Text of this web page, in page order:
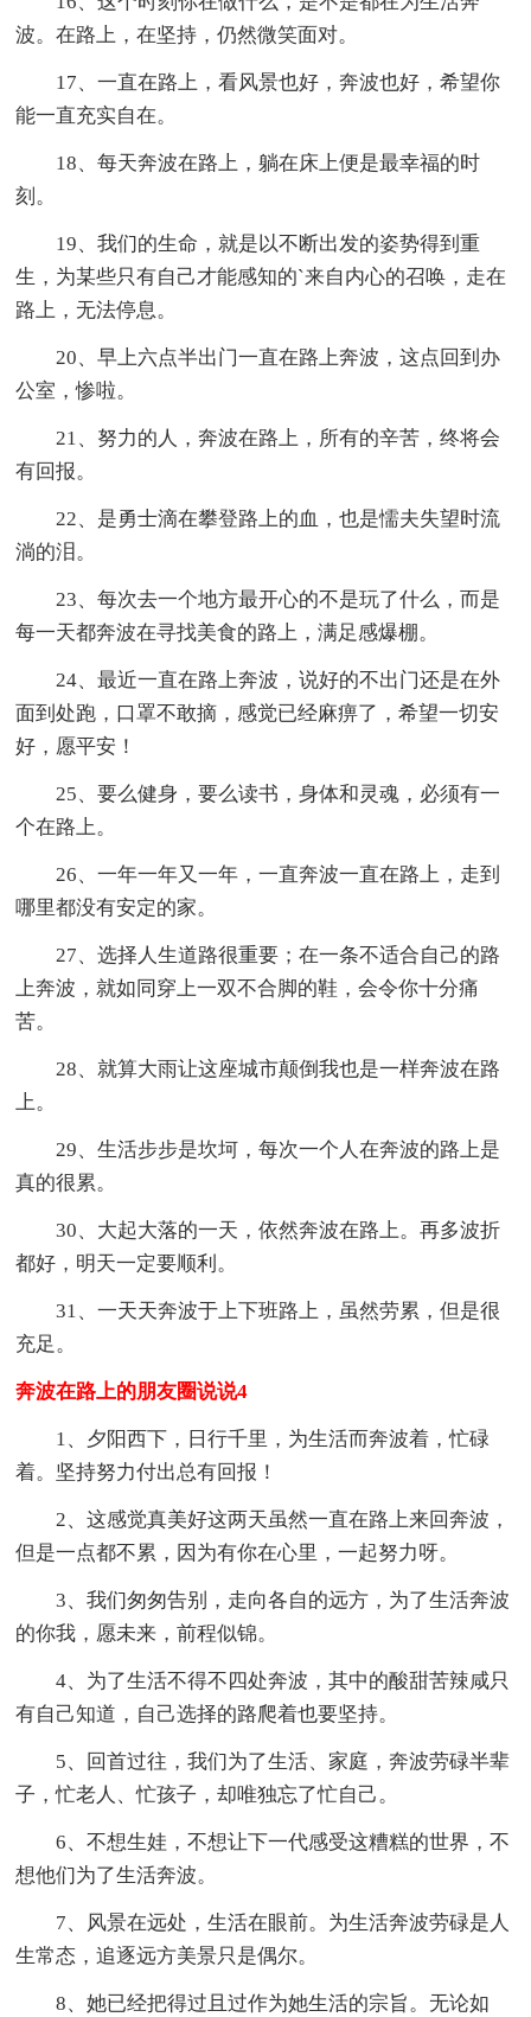
波。在路上，在坚持，仍然微笑面对。
17、一直在路上，看风景也好，奔波也好，希望你
能一直充实自在。
18、每天奔波在路上，躺在床上便是最幸福的时
刻。
19、我们的生命，就是以不断出发的姿势得到重
生，为某些只有自己才能感知的`来自内心的召唤，走在
路上，无法停息。
20、早上六点半出门一直在路上奔波，这点回到办
公室，惨啦。
21、努力的人，奔波在路上，所有的辛苦，终将会
有回报。
22、是勇士滴在攀登路上的血，也是懦夫失望时流
淌的泪。
23、每次去一个地方最开心的不是玩了什么，而是
每一天都奔波在寻找美食的路上，满足感爆棚。
24、最近一直在路上奔波，说好的不出门还是在外
面到处跑，口罩不敢摘，感觉已经麻痹了，希望一切安
好，愿平安！
25、要么健身，要么读书，身体和灵魂，必须有一
个在路上。
26、一年一年又一年，一直奔波一直在路上，走到
哪里都没有安定的家。
27、选择人生道路很重要；在一条不适合自己的路
上奔波，就如同穿上一双不合脚的鞋，会令你十分痛
苦。
28、就算大雨让这座城市颠倒我也是一样奔波在路
上。
29、生活步步是坎坷，每次一个人在奔波的路上是
真的很累。
30、大起大落的一天，依然奔波在路上。再多波折
都好，明天一定要顺利。
31、一天天奔波于上下班路上，虽然劳累，但是很
充足。
奔波在路上的朋友圈说说4
1、夕阳西下，日行千里，为生活而奔波着，忙碌
着。坚持努力付出总有回报！
2、这感觉真美好这两天虽然一直在路上来回奔波，
但是一点都不累，因为有你在心里，一起努力呀。
3、我们匆匆告别，走向各自的远方，为了生活奔波
的你我，愿未来，前程似锦。
4、为了生活不得不四处奔波，其中的酸甜苦辣咸只
有自己知道，自己选择的路爬着也要坚持。
5、回首过往，我们为了生活、家庭，奔波劳碌半辈
子，忙老人、忙孩子，却唯独忘了忙自己。
6、不想生娃，不想让下一代感受这糟糕的世界，不
想他们为了生活奔波。
7、风景在远处，生活在眼前。为生活奔波劳碌是人
生常态，追逐远方美景只是偶尔。
8、她已经把得过且过作为她生活的宗旨。无论如